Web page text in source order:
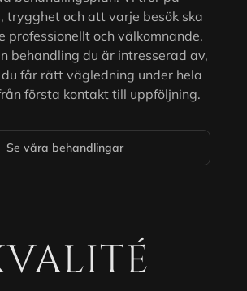
trygghet och att varje besök ska
professionellt och välkomnande.
behandling du är intresserad av,
får rätt vägledning under hela
första kontakt till uppföljning.
Se våra behandlingar